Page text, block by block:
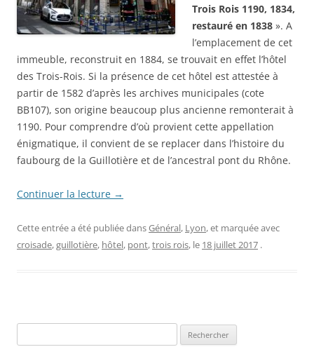
Trois Rois 1190, 1834,
restauré en 1838 ». A
l’emplacement de cet
immeuble, reconstruit en 1884, se trouvait en effet l’hôtel
des Trois-Rois. Si la présence de cet hôtel est attestée à
partir de 1582 d’après les archives municipales (cote
BB107), son origine beaucoup plus ancienne remonterait à
1190. Pour comprendre d’où provient cette appellation
énigmatique, il convient de se replacer dans l’histoire du
faubourg de la Guillotière et de l’ancestral pont du Rhône.
Continuer la lecture →
Cette entrée a été publiée dansGénéral, Lyon, et marquée avec
croisade,guillotière, hôtel, pont,trois rois, le 18 juillet 2017 .